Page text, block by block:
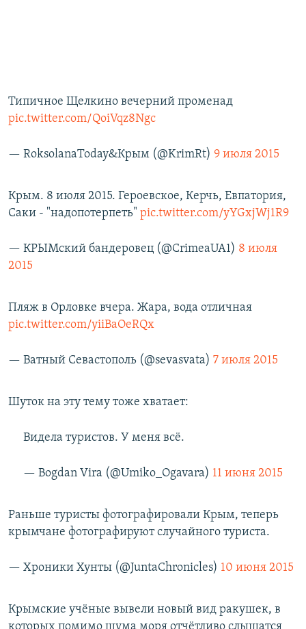
Типичное Щелкино вечерний променад
pic.twitter.com/QoiVqz8Ngc
— RoksolanaToday&Крым (@KrimRt) 9 июля 2015
Крым. 8 июля 2015. Героевское, Керчь, Евпатория,
Саки - "надопотерпеть" pic.twitter.com/yYGxjWj1R9
— КРЫМский бандеровец (@CrimeaUA1) 8 июля
2015
Пляж в Орловке вчера. Жара, вода отличная
pic.twitter.com/yiiBaOeRQx
— Ватный Севастополь (@sevasvata) 7 июля 2015
Шуток на эту тему тоже хватает:
Видела туристов. У меня всё.
— Bogdan Vira (@Umiko_Ogavara) 11 июня 2015
Раньше туристы фотографировали Крым, теперь
крымчане фотографируют случайного туриста.
— Хроники Хунты (@JuntaChronicles) 10 июня 2015
Крымские учёные вывели новый вид ракушек, в